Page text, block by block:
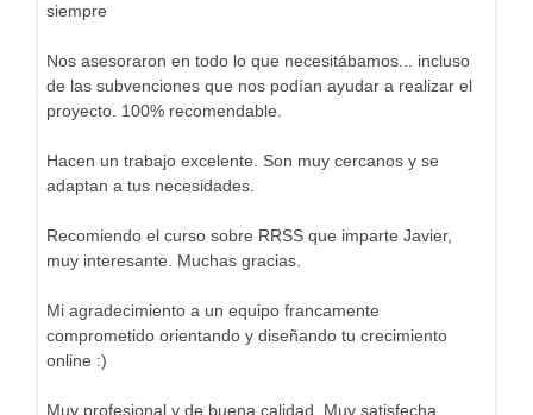
siempre
Nos asesoraron en todo lo que necesitábamos... incluso
de las subvenciones que nos podían ayudar a realizar el
proyecto. 100% recomendable.
Hacen un trabajo excelente. Son muy cercanos y se
adaptan a tus necesidades.
Recomiendo el curso sobre RRSS que imparte Javier,
muy interesante. Muchas gracias.
Mi agradecimiento a un equipo francamente
comprometido orientando y diseñando tu crecimiento
online :)
Muy profesional y de buena calidad. Muy satisfecha,